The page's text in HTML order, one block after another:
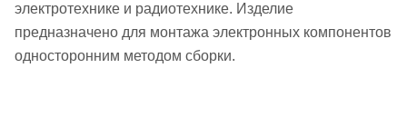
электротехнике и радиотехнике. Изделие
предназначено для монтажа электронных компонентов
односторонним методом сборки.